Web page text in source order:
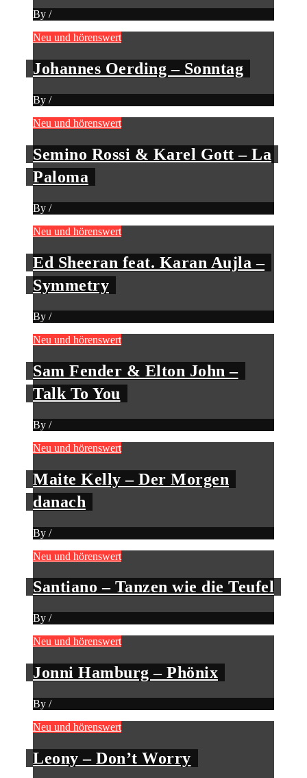
By /
Neu und hörenswert
Johannes Oerding – Sonntag
By /
Neu und hörenswert
Semino Rossi & Karel Gott – La
Paloma
By /
Neu und hörenswert
Ed Sheeran feat. Karan Aujla –
Symmetry
By /
Neu und hörenswert
Sam Fender & Elton John –
Talk To You
By /
Neu und hörenswert
Maite Kelly – Der Morgen
danach
By /
Neu und hörenswert
Santiano – Tanzen wie die Teufel
By /
Neu und hörenswert
Jonni Hamburg – Phönix
By /
Neu und hörenswert
Leony – Don’t Worry